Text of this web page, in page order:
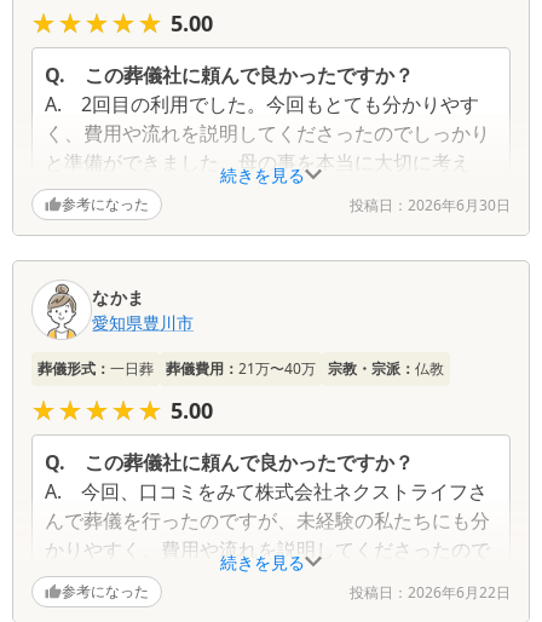
続きを見る
★★★★★
★★★★★ 5.00
Q. この葬儀社に頼んで良かったですか？
A. 2回目の利用でした。今回もとても分かりやす
く、費用や流れを説明してくださったのでしっかり
と準備ができました。母の事を本当に大切に考え
て、いただきありがとうございました。
Q.この葬儀社が改善するべき点はありますか？
A.無し
Q. 故人との思い出を一つ教えてください
A.
こでと言ってましたので母の思いを叶えて上げれた
事良かったと思ってます。
参考になった 投稿日： 2026年6月30日
続きを見る
なかま
愛知県豊川市
葬儀形式： 一日葬 葬儀費用： 21万〜40万 宗教・宗派： 仏教
★★★★★
★★★★★ 5.00
Q. この葬儀社に頼んで良かったですか？
A. 今回、口コミをみて株式会社ネクストライフさ
んで葬儀を行ったのですが、未経験の私たちにも分
かりやすく、費用や流れを説明してくださったので
しっかりと準備ができました。特に費用面ではすご
い良心的価格で安心できました。ありがとうござい
参考になった 投稿日： 2026年6月22日